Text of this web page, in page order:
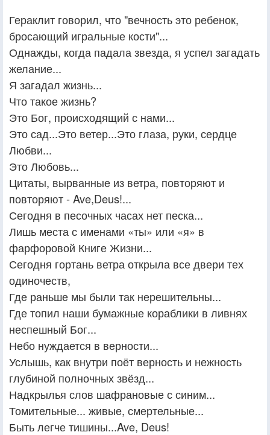
Гераклит говорил, что "вечность это ребенок,
бросающий игральные кости"...
Однажды, когда падала звезда, я успел загадать
желание...
Я загадал жизнь...
Что такое жизнь?
Это Бог, происходящий с нами...
Это сад...Это ветер...Это глаза, руки, сердце
Любви...
Это Любовь...
Цитаты, вырванные из ветра, повторяют и
повторяют - Ave,Deus!...
Сегодня в песочных часах нет песка...
Лишь места с именами «ты» или «я» в
фарфоровой Книге Жизни...
Сегодня гортань ветра открыла все двери тех
одиночеств,
Где раньше мы были так нерешительны...
Где топил наши бумажные кораблики в ливнях
неспешный Бог...
Небо нуждается в верности...
Услышь, как внутри поёт верность и нежность
глубиной полночных звёзд...
Надкрылья слов шафрановые с синим...
Томительные... живые, смертельные...
Быть легче тишины...Ave, Deus!